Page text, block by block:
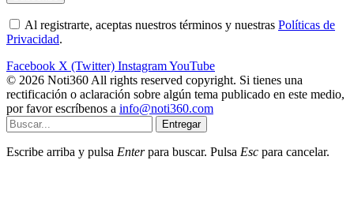
Al registrarte, aceptas nuestros términos y nuestras Políticas de
Privacidad.
Facebook X (Twitter) InstagramYouTube
© 2026 Noti360 All rights reserved copyright. Si tienes una
rectificación o aclaración sobre algún tema publicado en este medio,
por favor escríbenos a info@noti360.com
Entregar
Escribe arriba y pulsa Enterpara buscar. Pulsa Esc para cancelar.